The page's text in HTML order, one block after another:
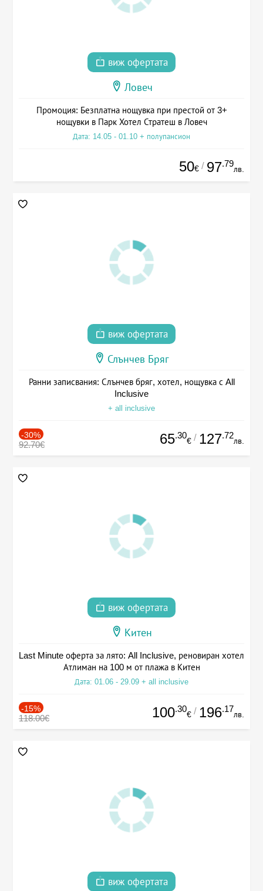
виж офертата
Ловеч
Промоция: Безплатна нощувка при престой от 3+
нощувки в Парк Хотел Стратеш в Ловеч
Дата: 14.05 - 01.10 + полупансион
50€ / 97.79
лв.
виж офертата
Слънчев Бряг
Ранни записвания: Слънчев бряг, хотел, нощувка с All
Inclusive
+ all inclusive
-30%
92.70€ 65.30
€ / 127.72
лв.
виж офертата
Китен
Last Minute оферта за лято: All Inclusive, реновиран хотел
Атлиман на 100 м от плажа в Китен
Дата: 01.06 - 29.09 + all inclusive
-15%
118.00€ 100.30
€ / 196.17
лв.
виж офертата